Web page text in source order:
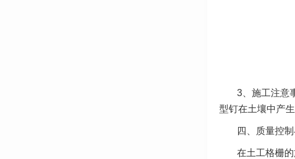
3、施工注意
型钉在土壤中产
四、质量控
在土工格栅